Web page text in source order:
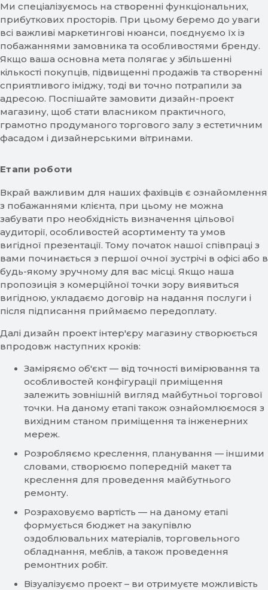
Ми спеціалізуємось на створенні функціональних,
прибуткових просторів. При цьому беремо до уваги
всі важливі маркетингові нюанси, поєднуємо їх із
побажаннями замовника та особливостями бренду.
Якщо ваша основна мета полягає у збільшенні
кількості покупців, підвищенні продажів та створенні
сприятливого іміджу, тоді ви точно потрапили за
адресою. Поспішайте замовити дизайн-проект
магазину, щоб стати власником практичного,
грамотно продуманого торгового залу з естетичним
фасадом і дизайнерськими вітринами.
Етапи роботи
Вкрай важливим для наших фахівців є ознайомлення
з побажаннями клієнта, при цьому не можна
забувати про необхідність визначення цільової
аудиторії, особливостей асортименту та умов
вигідної презентації. Тому початок нашої співпраці з
вами починається з першої очної зустрічі в офісі або в
будь-якому зручному для вас місці. Якщо наша
пропозиція з комерційної точки зору виявиться
вигідною, укладаємо договір на надання послуги і
після підписання приймаємо передоплату.
Далі дизайн проект інтер'єру магазину створюється
впродовж наступних кроків:
Заміряємо об'єкт — від точності вимірювання та
особливостей конфігурації приміщення
залежить зовнішній вигляд майбутньої торгової
точки. На даному етапі також ознайомлюємося з
вихідним станом приміщення та інженерних
мереж.
Розробляємо креслення, планування — іншими
словами, створюємо попередній макет та
креслення для проведення майбутнього
ремонту.
Розраховуємо вартість — на даному етапі
формується бюджет на закупівлю
оздоблювальних матеріалів, торговельного
обладнання, меблів, а також проведення
ремонтних робіт.
Візуалізуємо проект – ви отримуєте можливість